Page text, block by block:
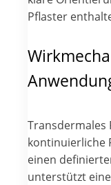
Pflaster
Transdermales
kontinuierliche
einen
unterstützt